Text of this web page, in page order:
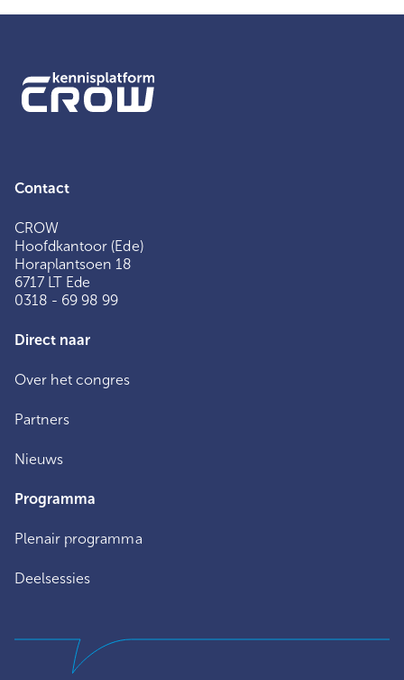
Contact
CROW
Hoofdkantoor (Ede)
Horaplantsoen 18
6717 LT Ede
0318 - 69 98 99
Direct naar
Over het congres
Partners
Nieuws
Programma
Plenair programma
Deelsessies